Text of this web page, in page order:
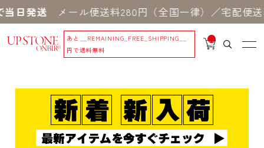
日発送メール便送料280円（全国一律）／宅配便
あと
__REMAINING_FREE_SHIPPING__
円で送料無料
__
IT
_